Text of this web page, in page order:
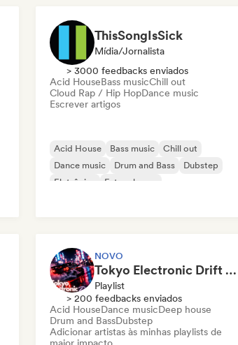
ThisSongIsSick
Mídia/Jornalista
> 3000 feedbacks enviados
Acid HouseBass musicChill out
Cloud Rap / Hip HopDance music
Escrever artigos
Acid House Bass music
Chill out
Dance music
Drum and Bass
Dubstep
Eletrônica
Future house
NOVO
Tokyo Electronic Drift 🏎️ Schranz, Hard Techno & Anime EDM
Playlist
> 200 feedbacks enviados
Acid HouseDance musicDeep house
Drum and BassDubstep
Adicionar artistas às minhas playlists de